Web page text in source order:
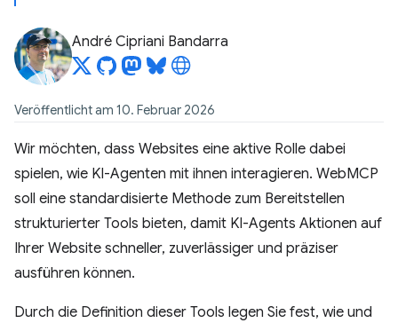
André Cipriani Bandarra
Veröffentlicht am 10. Februar 2026
Wir möchten, dass Websites eine aktive Rolle dabei
spielen, wie KI-Agenten mit ihnen interagieren. WebMCP
soll eine standardisierte Methode zum Bereitstellen
strukturierter Tools bieten, damit KI-Agents Aktionen auf
Ihrer Website schneller, zuverlässiger und präziser
ausführen können.
Durch die Definition dieser Tools legen Sie fest, wie und